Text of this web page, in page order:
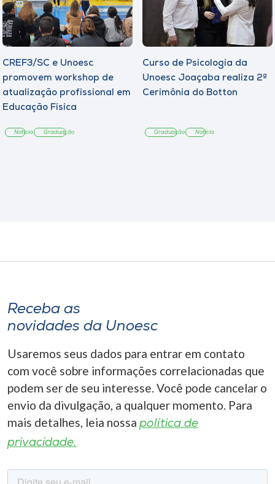
CREF3/SC e Unoesc
promovem workshop de
atualização profissional em
Educação Física
Notícia Graduação
Curso de Psicologia da
Unoesc Joaçaba realiza 2ª
Cerimônia do Botton
Graduação Notícia
Receba as
novidades da Unoesc
Usaremos seus dados para entrar em contato
com você sobre informações correlacionadas que
podem ser de seu interesse. Você pode cancelar o
envio da divulgação, a qualquer momento. Para
mais detalhes, leia nossa política de
privacidade.